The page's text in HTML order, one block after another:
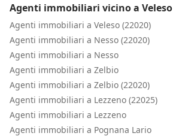
Agenti immobiliari vicino a Veleso
Agenti immobiliari a Veleso (22020)
Agenti immobiliari a Nesso (22020)
Agenti immobiliari a Nesso
Agenti immobiliari a Zelbio
Agenti immobiliari a Zelbio (22020)
Agenti immobiliari a Lezzeno (22025)
Agenti immobiliari a Lezzeno
Agenti immobiliari a Pognana Lario